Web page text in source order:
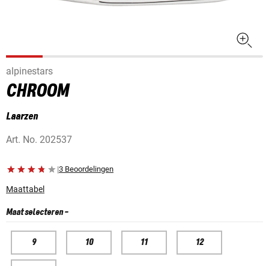
alpinestars
CHROOM
Laarzen
Art. No. 202537
|3 Beoordelingen
Maattabel
Maat selecteren-
9 10 11 12